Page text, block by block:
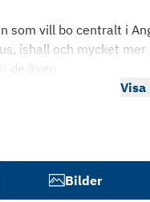
som vill bo centralt i
ishall och mycket
de även
Visa
Bilder